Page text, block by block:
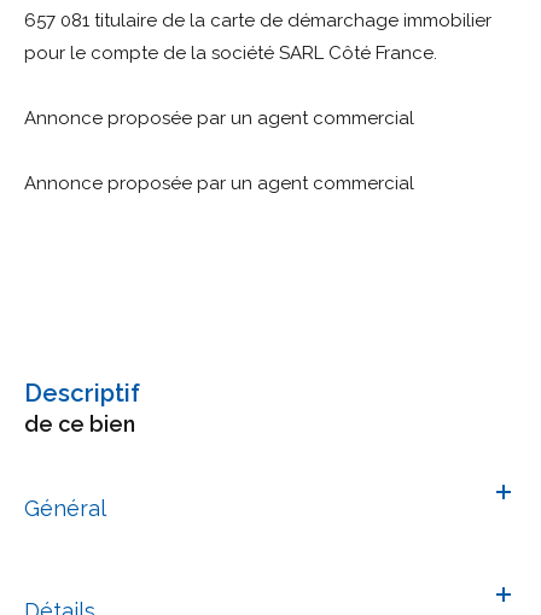
657 081 titulaire de la carte de démarchage immobilier
pour le compte de la société SARL Côté France.
Annonce proposée par un agent commercial
Annonce proposée par un agent commercial
descriptif
de ce bien
Général